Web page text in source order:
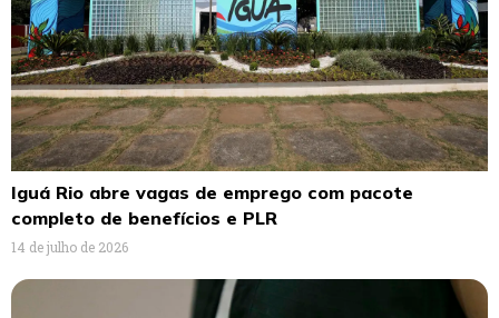
Iguá Rio abre vagas de emprego com pacote
completo de benefícios e PLR
14 de julho de 2026